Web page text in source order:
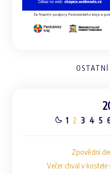
OSTATNÍ
1 2 3 4 5
Zpovědní
Večer chval v kostele